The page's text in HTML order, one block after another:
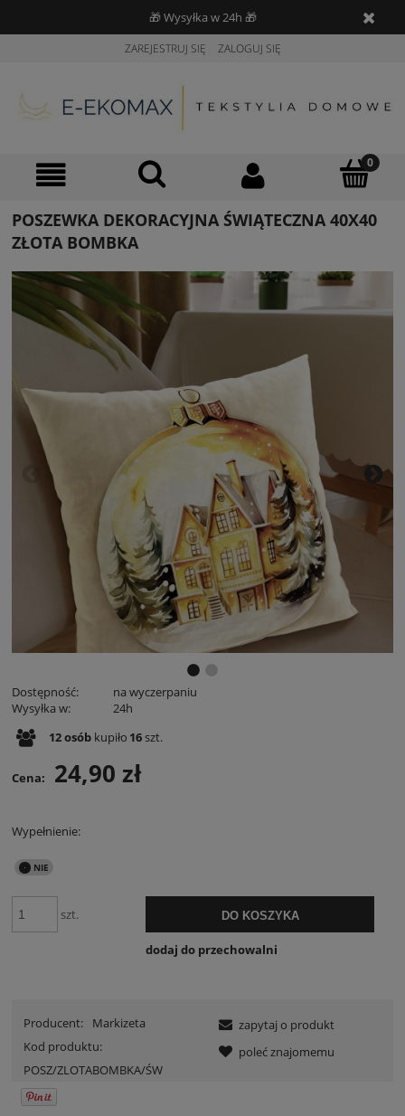
🎁 Wysyłka w 24h 🎁
ZAREJESTRUJ SIĘ ZALOGUJ SIĘ
POSZEWKA DEKORACYJNA ŚWIĄTECZNA 40X40
ZŁOTA BOMBKA
Dostępność:
na wyczerpaniu
Wysyłka w:
24h
12osób kupiło 16szt.
Cena: 24,90 zł
Wypełnienie:
szt. DO KOSZYKA
dodaj do przechowalni
Producent:
Markizeta
Kod produktu:
POSZ/ZLOTABOMBKA/ŚW
zapytaj o produkt
poleć znajomemu